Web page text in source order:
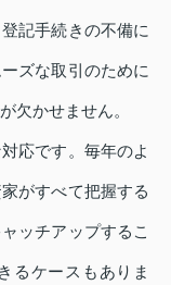
記手続きの不備に
ズな取引のために
欠かせません。
応です。毎年のよ
がすべて把握する
ッチアップするこ
るケースもありま